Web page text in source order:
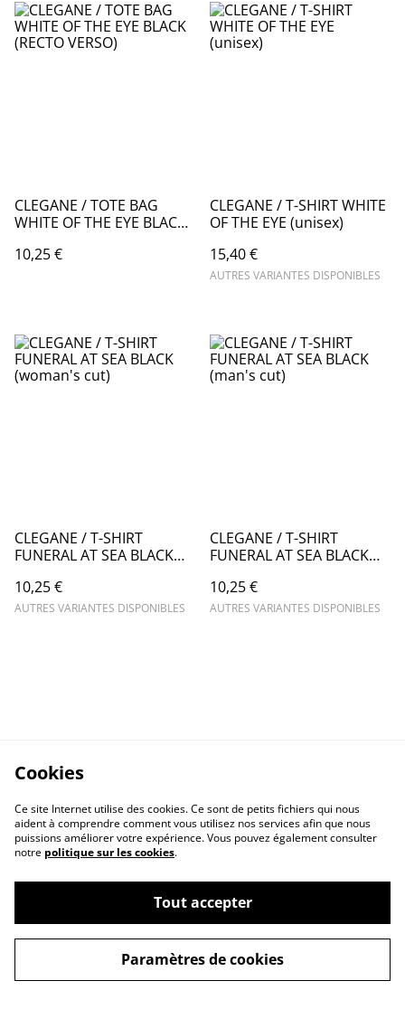
CLEGANE / TOTE BAG
WHITE OF THE EYE BLACK
10,25 €
CLEGANE / T-SHIRT WHITE
OF THE EYE (unisex)
15,40 €
AUTRES VARIANTES DISPONIBLES
CLEGANE / T-SHIRT
FUNERAL AT SEA BLACK
10,25 €
AUTRES VARIANTES DISPONIBLES
CLEGANE / T-SHIRT
FUNERAL AT SEA BLACK
10,25 €
AUTRES VARIANTES DISPONIBLES
Privacy Policy
Cookie Policy
Cookies
Ce site Internet utilise des cookies. Ce sont de petits fichiers qui nous
aident à comprendre comment vous utilisez nos services afin que nous
puissions améliorer votre expérience. Vous pouvez également consulter
notre politique sur les cookies.
Tout accepter
Paramètres de cookies